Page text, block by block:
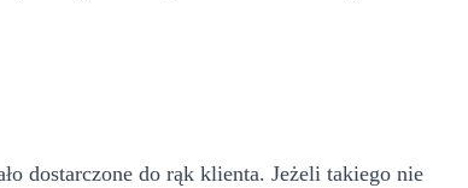
dostarczone do rąk klienta. Jeżeli takiego nie